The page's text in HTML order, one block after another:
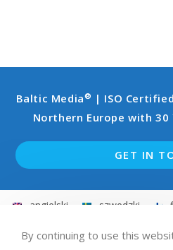
Baltic Media® | ISO
Northern Europe with 30
GET IN
angielski szwedzki
niemiecki
francuski
By continuing to use this